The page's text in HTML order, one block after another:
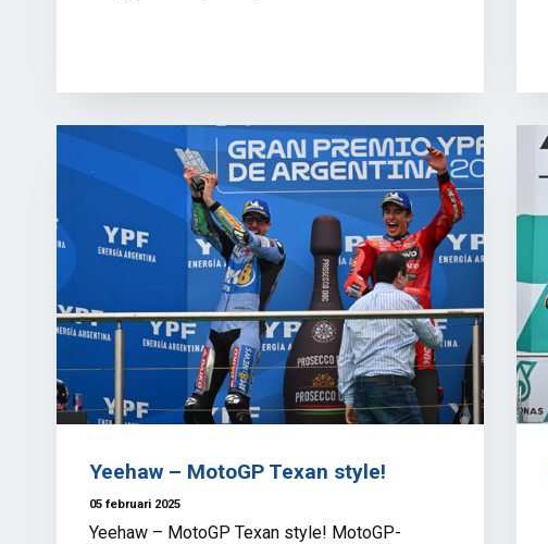
Yeehaw – MotoGP Texan style!
05 februari 2025
Yeehaw – MotoGP Texan style! MotoGP-